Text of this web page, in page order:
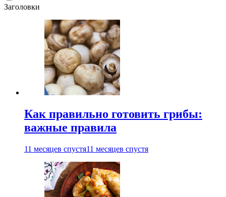
Заголовки
Как правильно готовить грибы:
важные правила
11 месяцев спустя11 месяцев спустя